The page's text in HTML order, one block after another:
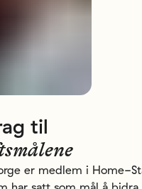
til
er medlem i Home-